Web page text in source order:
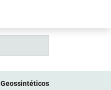
Geossintéticos